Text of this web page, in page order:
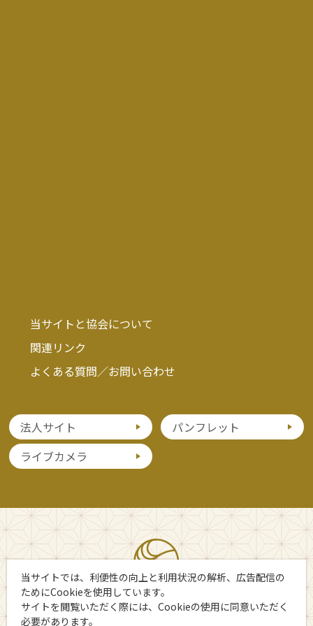
当サイトと協会について
関連リンク
よくある質問／お問い合わせ
法人サイト
パンフレット
ライブカメラ
当サイトでは、利便性の向上と利用状況の解析、広告配信の
ためにCookieを使用しています。
サイトを閲覧いただく際には、Cookieの使用に同意いただく
必要があります。